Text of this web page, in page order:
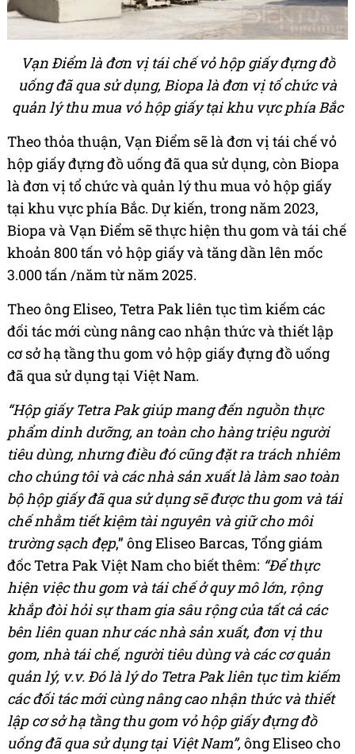
Vạn Điểm là đơn vị tái chế vỏ hộp giấy đựng đồ
uống đã qua sử dụng, Biopa là đơn vị tổ chức và
quản lý thu mua vỏ hộp giấy tại khu vực phía Bắc
Theo thỏa thuận, Vạn Điểm sẽ là đơn vị tái chế vỏ
hộp giấy đựng đồ uống đã qua sử dụng, còn Biopa
là đơn vị tổ chức và quản lý thu mua vỏ hộp giấy
tại khu vực phía Bắc. Dự kiến, trong năm 2023,
Biopa và Vạn Điểm sẽ thực hiện thu gom và tái chế
khoản 800 tấn vỏ hộp giấy và tăng dần lên mốc
3.000 tấn /năm từ năm 2025.
Theo ông Eliseo, Tetra Pak liên tục tìm kiếm các
đối tác mới cùng nâng cao nhận thức và thiết lập
cơ sở hạ tầng thu gom vỏ hộp giấy đựng đồ uống
đã qua sử dụng tại Việt Nam.
“Hộp giấy Tetra Pak giúp mang đến nguồn thực
phẩm dinh dưỡng, an toàn cho hàng triệu người
tiêu dùng, nhưng điều đó cũng đặt ra trách nhiêm
cho chúng tôi và các nhà sản xuất là làm sao toàn
bộ hộp giấy đã qua sử dụng sẽ được thu gom và tái
chế nhằm tiết kiệm tài nguyên và giữ cho môi
trường sạch đẹp,” ông Eliseo Barcas, Tổng giám
đốc Tetra Pak Việt Nam cho biết thêm: “Để thực
hiện việc thu gom và tái chế ở quy mô lớn, rộng
khắp đòi hỏi sự tham gia sâu rộng của tất cả các
bên liên quan như các nhà sản xuất, đơn vị thu
gom, nhà tái chế, người tiêu dùng và các cơ quản
quản lý, v.v. Đó là lý do Tetra Pak liên tục tìm kiếm
các đối tác mới cùng nâng cao nhận thức và thiết
lập cơ sở hạ tầng thu gom vỏ hộp giấy đựng đồ
uống đã qua sử dụng tại Việt Nam”,ông Eliseo cho